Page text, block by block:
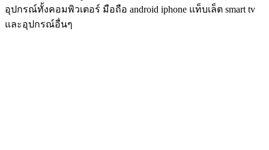
อุปกรณ์ทั้งคอมพิวเตอร์ มือถือ android iphone แท็บเล็ต smart tv
และอุปกรณ์อื่นๆ